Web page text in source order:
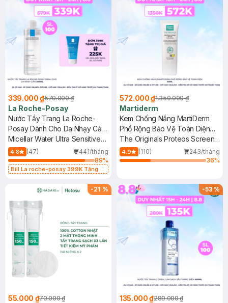
339.000 ₫579.000 ₫
La Roche-Posay
Nước Tẩy Trang La Roche-
Posay Dành Cho Da Nhạy Cảm
400ml
Micellar Water Ultra Sensitive
Skin
4.8 (47)
441/tháng
89%
Bill La roche-posay 399K Tặng
572.000 ₫1.350.000 ₫
Martiderm
Kem Chống Nắng MartiDerm
Phổ Rộng Bảo Vệ Toàn Diện
40ml
The Originals Proteos Screen
SPF50+ Fluid Cream
4.9 (110)
243/tháng
36%
-21 %
55.000 ₫70.000 ₫
-53%
135.000 ₫289.000 ₫